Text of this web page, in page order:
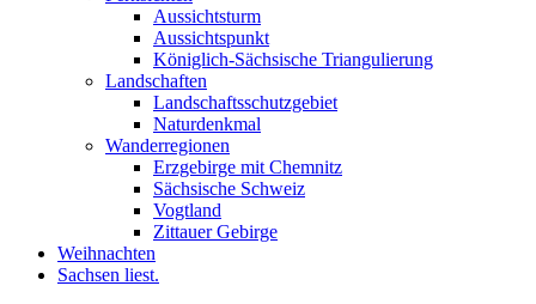
Aussichtsturm
Aussichtspunkt
Königlich-Sächsische Triangulierung
Landschaften
Landschaftsschutzgebiet
Naturdenkmal
Wanderregionen
Erzgebirge mit Chemnitz
Sächsische Schweiz
Vogtland
Zittauer Gebirge
Weihnachten
Sachsen liest.